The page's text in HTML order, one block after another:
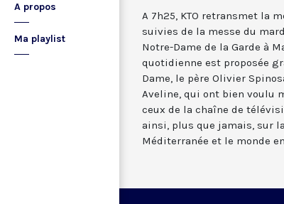
A propos
Ma playlist
A 7h25, KTO retransmet la
suivies de la messe du
Notre-Dame de la Garde à
quotidienne est proposée
Dame, le père Olivier
Aveline, qui ont bien voulu
ceux de la chaîne de
ainsi, plus que jamais, sur
Méditerranée et le monde